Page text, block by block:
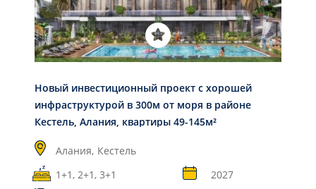
Новый инвестиционный проект с хорошей
инфраструктурой в 300м от моря в районе
Кестель, Алания, квартиры 49-145м²
Алания, Кестель
1+1, 2+1, 3+1
2027